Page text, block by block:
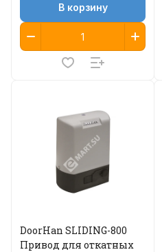
В корзину
DoorHan SLIDING-800
Привод для откатных